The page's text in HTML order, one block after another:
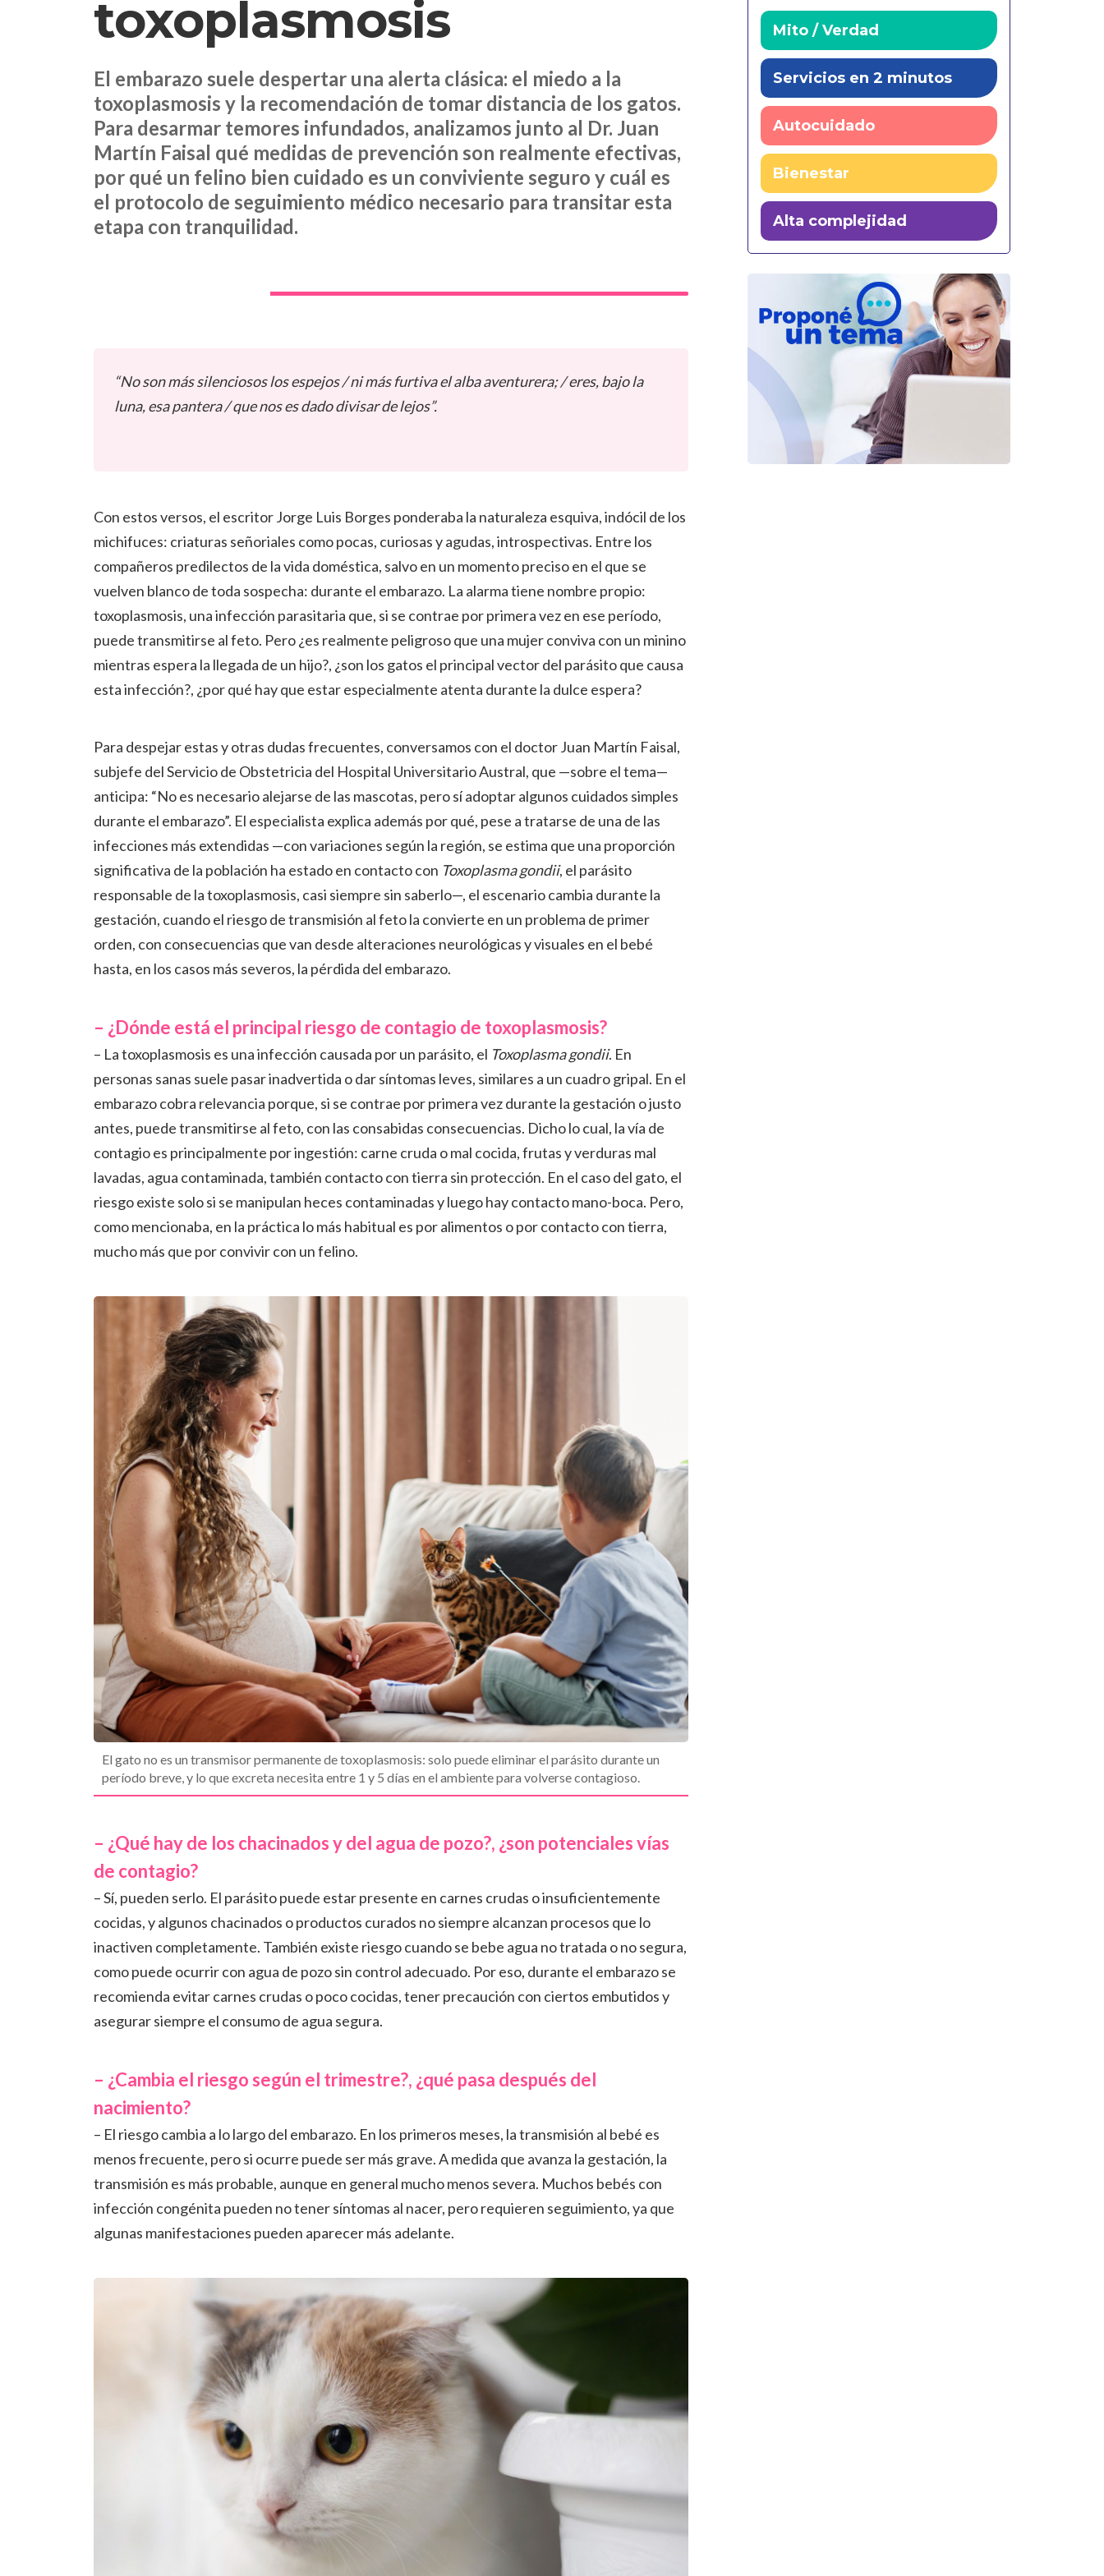
toxoplasmosis
El embarazo suele despertar una alerta clásica: el miedo a la
toxoplasmosis y la recomendación de tomar distancia de los gatos.
Para desarmar temores infundados, analizamos junto al Dr. Juan
Martín Faisal qué medidas de prevención son realmente efectivas,
por qué un felino bien cuidado es un conviviente seguro y cuál es
el protocolo de seguimiento médico necesario para transitar esta
etapa con tranquilidad.
“No son más silenciosos los espejos / ni más furtiva el alba aventurera; / eres, bajo la
luna, esa pantera / que nos es dado divisar de lejos”.
Con estos versos, el escritor Jorge Luis Borges ponderaba la naturaleza esquiva, indócil de los
michifuces: criaturas señoriales como pocas, curiosas y agudas, introspectivas. Entre los
compañeros predilectos de la vida doméstica, salvo en un momento preciso en el que se
vuelven blanco de toda sospecha: durante el embarazo. La alarma tiene nombre propio:
toxoplasmosis, una infección parasitaria que, si se contrae por primera vez en ese período,
puede transmitirse al feto. Pero ¿es realmente peligroso que una mujer conviva con un minino
mientras espera la llegada de un hijo?, ¿son los gatos el principal vector del parásito que causa
esta infección?, ¿por qué hay que estar especialmente atenta durante la dulce espera?
Para despejar estas y otras dudas frecuentes, conversamos con el doctor Juan Martín Faisal,
subjefe del Servicio de Obstetricia del Hospital Universitario Austral, que —sobre el tema—
anticipa: “No es necesario alejarse de las mascotas, pero sí adoptar algunos cuidados simples
durante el embarazo”. El especialista explica además por qué, pese a tratarse de una de las
infecciones más extendidas —con variaciones según la región, se estima que una proporción
significativa de la población ha estado en contacto con Toxoplasma gondii, el parásito
responsable de la toxoplasmosis, casi siempre sin saberlo—, el escenario cambia durante la
gestación, cuando el riesgo de transmisión al feto la convierte en un problema de primer
orden, con consecuencias que van desde alteraciones neurológicas y visuales en el bebé
hasta, en los casos más severos, la pérdida del embarazo.
– ¿Dónde está el principal riesgo de contagio de toxoplasmosis?
– La toxoplasmosis es una infección causada por un parásito, el Toxoplasma gondii. En
personas sanas suele pasar inadvertida o dar síntomas leves, similares a un cuadro gripal. En el
embarazo cobra relevancia porque, si se contrae por primera vez durante la gestación o justo
antes, puede transmitirse al feto, con las consabidas consecuencias. Dicho lo cual, la vía de
contagio es principalmente por ingestión: carne cruda o mal cocida, frutas y verduras mal
lavadas, agua contaminada, también contacto con tierra sin protección. En el caso del gato, el
riesgo existe solo si se manipulan heces contaminadas y luego hay contacto mano-boca. Pero,
como mencionaba, en la práctica lo más habitual es por alimentos o por contacto con tierra,
mucho más que por convivir con un felino.
El gato no es un transmisor permanente de toxoplasmosis: solo puede eliminar el parásito durante un
período breve, y lo que excreta necesita entre 1 y 5 días en el ambiente para volverse contagioso.
– ¿Qué hay de los chacinados y del agua de pozo?, ¿son potenciales vías
de contagio?
– Sí, pueden serlo. El parásito puede estar presente en carnes crudas o insuficientemente
cocidas, y algunos chacinados o productos curados no siempre alcanzan procesos que lo
inactiven completamente. También existe riesgo cuando se bebe agua no tratada o no segura,
como puede ocurrir con agua de pozo sin control adecuado. Por eso, durante el embarazo se
recomienda evitar carnes crudas o poco cocidas, tener precaución con ciertos embutidos y
asegurar siempre el consumo de agua segura.
– ¿Cambia el riesgo según el trimestre?, ¿qué pasa después del
nacimiento?
– El riesgo cambia a lo largo del embarazo. En los primeros meses, la transmisión al bebé es
menos frecuente, pero si ocurre puede ser más grave. A medida que avanza la gestación, la
transmisión es más probable, aunque en general mucho menos severa. Muchos bebés con
infección congénita pueden no tener síntomas al nacer, pero requieren seguimiento, ya que
algunas manifestaciones pueden aparecer más adelante.
Mito / Verdad
Servicios en 2 minutos
Autocuidado
Bienestar
Alta complejidad